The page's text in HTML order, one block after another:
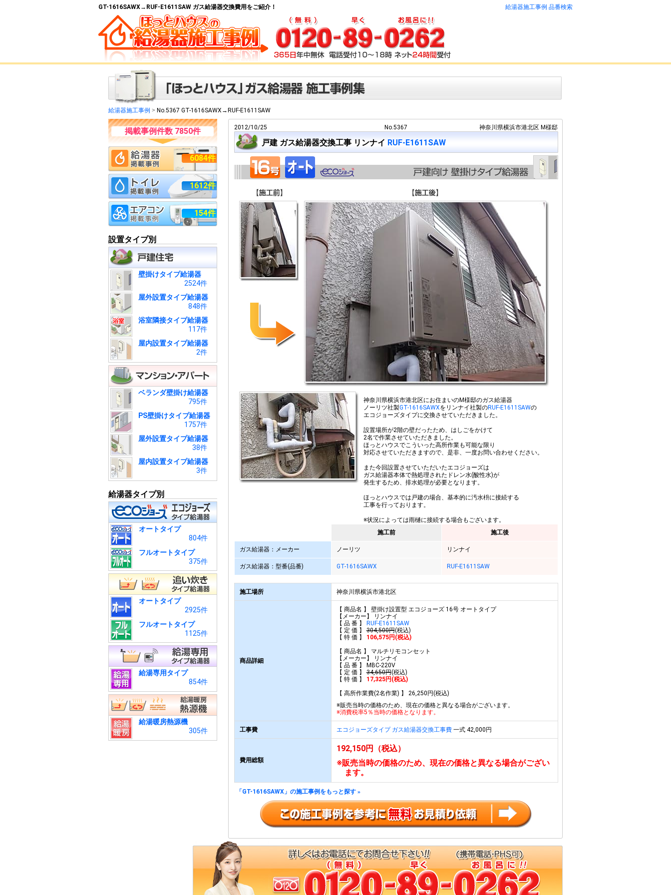
GT-1616SAWX→RUF-E1611SAW ガス給湯器交換費用をご紹介！ 給湯器施工事例 品番検索
給湯器施工事例 > No.5367 GT-1616SAWX→RUF-E1611SAW
掲載事例件数 7850件
6084件
1612件
154件
設置タイプ別
壁掛けタイプ給湯器
2524件
屋外設置タイプ給湯器
848件
浴室隣接タイプ給湯器
117件
屋内設置タイプ給湯器
2件
ベランダ壁掛け給湯器
795件
PS壁掛けタイプ給湯器
1757件
屋外設置タイプ給湯器
38件
屋内設置タイプ給湯器
3件
給湯器タイプ別
オートタイプ
804件
フルオートタイプ
375件
オートタイプ
2925件
フルオートタイプ
1125件
給湯専用タイプ
854件
給湯暖房熱源機
305件
2012/10/25 No.5367 神奈川県横浜市港北区 M様邸
戸建 ガス給湯器交換工事 リンナイ RUF-E1611SAW
神奈川県横浜市港北区にお住まいのM様邸のガス給湯器
ノーリツ社製GT-1616SAWXをリンナイ社製のRUF-E1611SAWの
エコジョーズタイプに交換させていただきました。
設置場所が2階の壁だったため、はしごをかけて
2名で作業させていただきました。
ほっとハウスでこういった高所作業も可能な限り
対応させていただきますので、是非、一度お問い合わせください。
また今回設置させていただいたエコジョーズは
ガス給湯器本体で熱処理されたドレン水(酸性水)が
発生するため、排水処理が必要となります。
ほっとハウスでは戸建の場合、基本的に汚水枡に接続する
工事を行っております。
※状況によっては雨樋に接続する場合もございます。
施工前
施工後
ガス給湯器：メーカー ノーリツ リンナイ
ガス給湯器：型番(品番) GT-1616SAWX RUF-E1611SAW
施工場所 神奈川県横浜市港北区
商品詳細
【 商品名 】 壁掛け設置型 エコジョーズ 16号 オートタイプ
【メーカー】 リンナイ
【 品 番 】
RUF-E1611SAW
【 定 価 】304,500円(税込)
【 特 価 】
106,575円(税込)
【 商品名 】 マルチリモコンセット
【メーカー】 リンナイ
【 品 番 】 MBC-220V
【 定 価 】34,650円(税込)
【 特 価 】
17,325円(税込)
【 高所作業費(2名作業) 】 26,250円(税込)
※販売当時の価格のため、現在の価格と異なる場合がございます。
※消費税率5％当時の価格となります。
工事費 エコジョーズタイプ ガス給湯器交換工事費一式 42,000円
費用総額
192,150円（税込）
※販売当時の価格のため、現在の価格と異なる場合がござい
ます。
「GT-1616SAWX」の施工事例をもっと探す »